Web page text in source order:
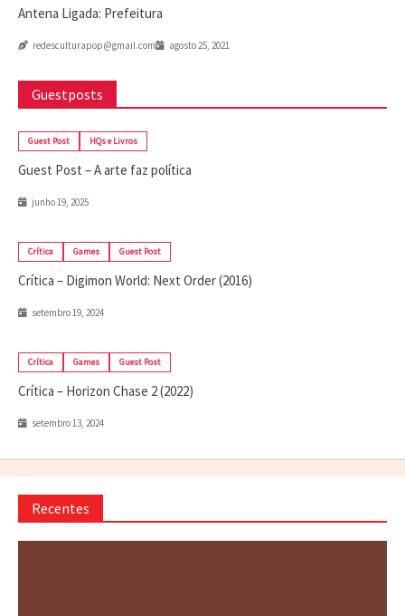
Antena Ligada: Prefeitura
redesculturapop@gmail.com agosto 25, 2021
Guestposts
Guest Post HQs e Livros
Guest Post – A arte faz política
junho 19, 2025
Crítica Games Guest Post
Crítica – Digimon World: Next Order (2016)
setembro 19, 2024
Crítica Games Guest Post
Crítica – Horizon Chase 2 (2022)
setembro 13, 2024
Recentes